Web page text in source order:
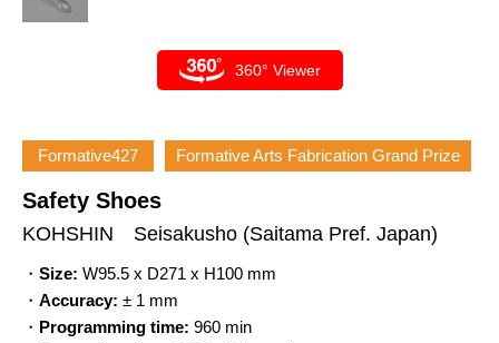
360° Viewer
Formative427 Formative Arts Fabrication Grand Prize
Safety Shoes
KOHSHIN Seisakusho (Saitama Pref. Japan)
・ Size: W95.5 x D271 x H100 mm
・ Accuracy: ± 1 mm
・ Programming time: 960 min